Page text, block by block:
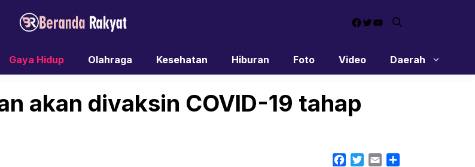
Facebook
Twitter
YouTube
Gaya Hidup Olahraga Kesehatan Hiburan Foto Video Daerah
akan divaksin COVID-19 tahap
Facebook
TwitterEmail